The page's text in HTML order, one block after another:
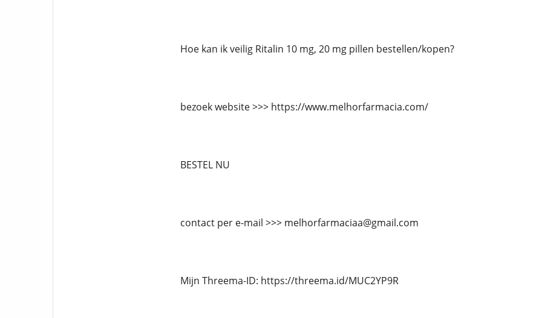
Hoe kan ik veilig Ritalin 10 mg, 20 mg pillen bestellen/kopen?
bezoek website >>> https://www.melhorfarmacia.com/
BESTEL NU
contact per e-mail >>> melhorfarmaciaa@gmail.com
Mijn Threema-ID: https://threema.id/MUC2YP9R